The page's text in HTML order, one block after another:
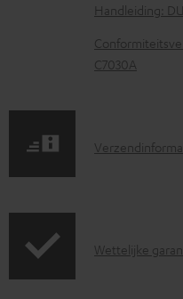
d
d
o
m
e
Handleiding:
C7030A
V
e
G
Wettelijke